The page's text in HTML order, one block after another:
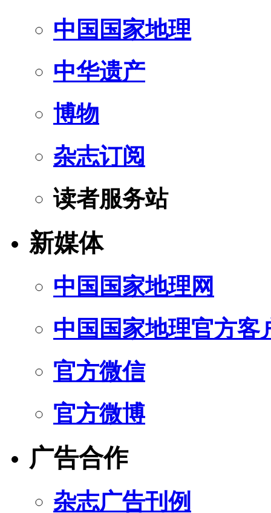
中国国家地理
中华遗产
博物
杂志订阅
读者服务站
新媒体
中国国家地理网
中国国家地理官方客
官方微信
官方微博
广告合作
杂志广告刊例